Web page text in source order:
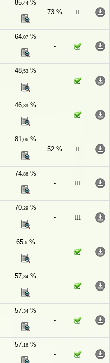
85,44 %
73 %
II
64,07 %
-
48,53 %
-
46,39 %
-
81,06 %
52 %
II
74,86 %
-
III
70,29 %
-
III
65,6%
-
57,34 %
-
57,34 %
-
57,16 %
-